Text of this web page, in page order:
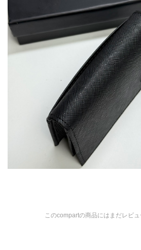
このcompartの商品にはまだレビ